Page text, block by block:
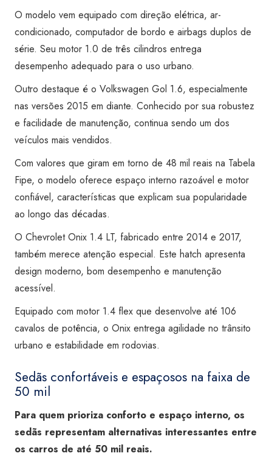
O modelo vem equipado com direção elétrica, ar-
condicionado, computador de bordo e airbags duplos de
série. Seu motor 1.0 de três cilindros entrega
desempenho adequado para o uso urbano.
Outro destaque é o Volkswagen Gol 1.6, especialmente
nas versões 2015 em diante. Conhecido por sua robustez
e facilidade de manutenção, continua sendo um dos
veículos mais vendidos.
Com valores que giram em torno de 48 mil reais na Tabela
Fipe, o modelo oferece espaço interno razoável e motor
confiável, características que explicam sua popularidade
ao longo das décadas.
O Chevrolet Onix 1.4 LT, fabricado entre 2014 e 2017,
também merece atenção especial. Este hatch apresenta
design moderno, bom desempenho e manutenção
acessível.
Equipado com motor 1.4 flex que desenvolve até 106
cavalos de potência, o Onix entrega agilidade no trânsito
urbano e estabilidade em rodovias.
Sedãs confortáveis e espaçosos na faixa de
50 mil
Para quem prioriza conforto e espaço interno, os
sedãs representam alternativas interessantes entre
os carros de até 50 mil reais.